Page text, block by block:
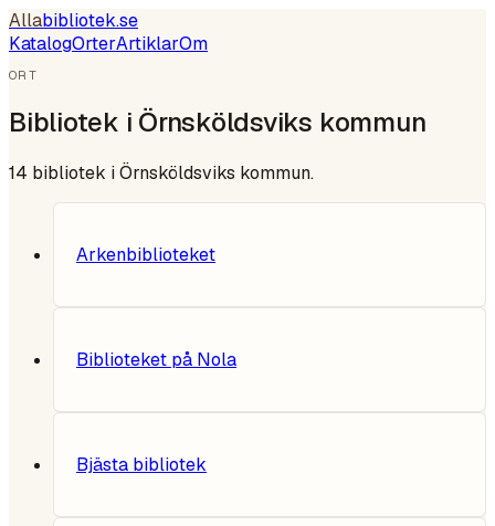
Allabibliotek.se
KatalogOrterArtiklarOm
ORT
Bibliotek i Örnsköldsviks kommun
14 bibliotek iÖrnsköldsviks kommun.
Arkenbiblioteket
Biblioteket på Nola
Bjästa bibliotek